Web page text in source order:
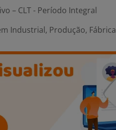
– CLT - Período Integral
Industrial, Produção,